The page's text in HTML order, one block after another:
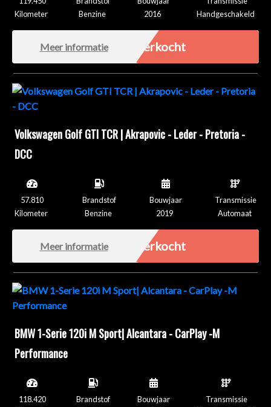
Kilometer
Benzine
2016
Handgeschakeld
Meer informatie Verkocht
Volkswagen Golf GTI TCR | Akrapovic - Leder - Pretoria -
DCC
57.810
Kilometer
Brandstof
Benzine
Bouwjaar
2019
Transmissie
Automaat
Meer informatie Verkocht
BMW 1-Serie 120i M Sport| Alcantara - CarPlay -M
Performance
118.420
Brandstof
Bouwjaar
Transmissie